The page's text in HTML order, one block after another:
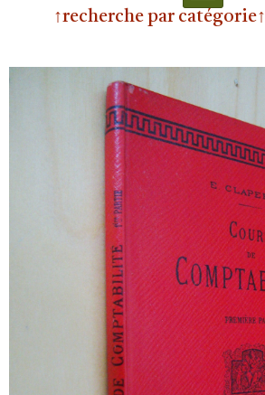
↑recherche par catégorie↑